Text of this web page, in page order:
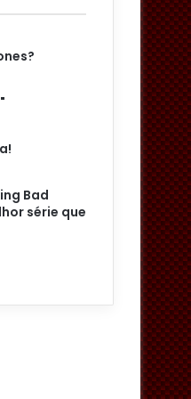
Bad
série que